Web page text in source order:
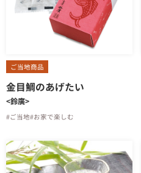
ご当地商品
金目鯛のあげたい
<鈴廣>
#ご当地#お家で楽しむ